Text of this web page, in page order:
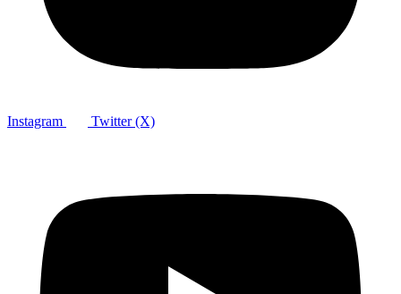
Instagram Twitter (X)